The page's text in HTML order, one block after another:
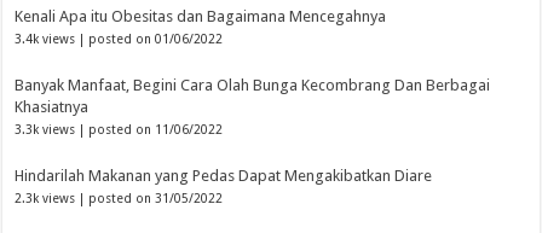
Kenali Apa itu Obesitas dan Bagaimana Mencegahnya
3.4k views | posted on 01/06/2022
Banyak Manfaat, Begini Cara Olah Bunga Kecombrang Dan Berbagai
Khasiatnya
3.3k views | posted on 11/06/2022
Hindarilah Makanan yang Pedas Dapat Mengakibatkan Diare
2.3k views | posted on 31/05/2022